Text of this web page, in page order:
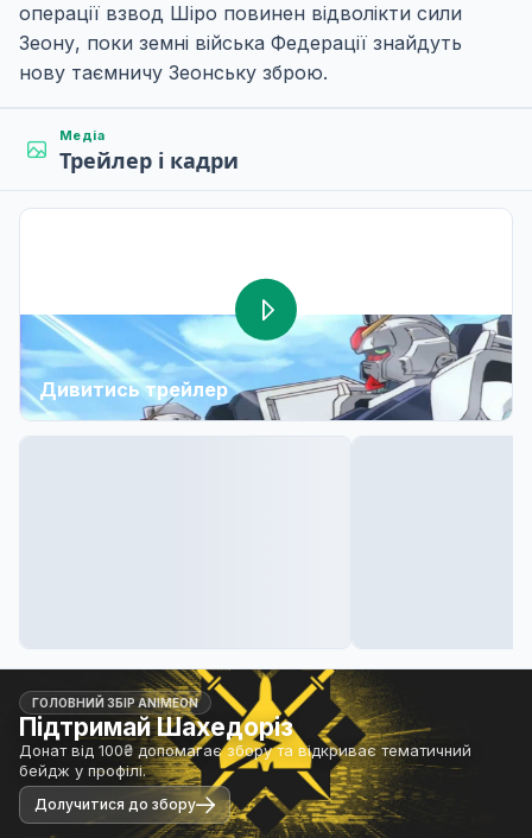
операції взвод Шіро повинен відволікти сили
Зеону, поки земні війська Федерації знайдуть
нову таємничу Зеонську зброю.
Медіа
Трейлер і кадри
Дивитись трейлер
ГОЛОВНИЙ ЗБІР ANIMEON
Підтримай Шахедоріз
Донат від 100₴ допомагає збору та відкриває тематичний
бейдж у профілі.
Долучитися до збору